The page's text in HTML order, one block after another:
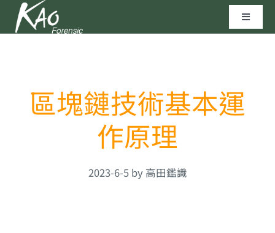
Skip
Toggle
資安實驗室
區塊鏈技術基本運
作原理
2023-6-5 by 高田鑑識